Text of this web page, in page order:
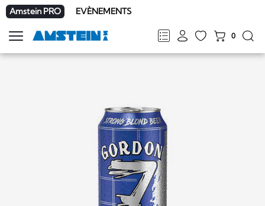
Amstein PRO EVÈNEMENTS
FRDEENIT
0
Afficher
la